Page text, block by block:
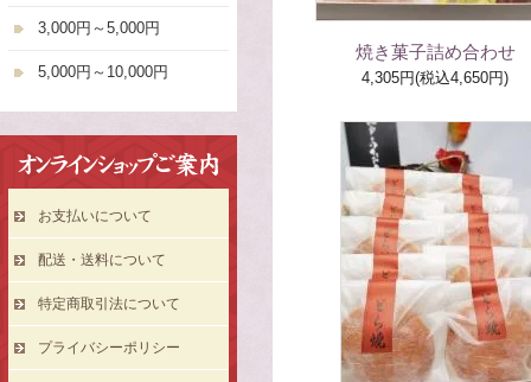
焼き菓子詰め合わせ
4,305円(税込4,650円)
3,000円～5,000円
5,000円～10,000円
お支払いについて
配送・送料について
特定商取引法について
プライバシーポリシー